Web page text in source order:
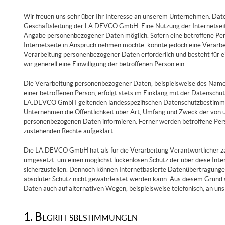
Wir freuen uns sehr über Ihr Interesse an unserem Unternehmen.
Geschäftsleitung der LA.DEVCO GmbH. Eine Nutzung der
Angabe personenbezogener Daten möglich. Sofern eine betroffene
Internetseite in Anspruch nehmen möchte, könnte jedoch eine
Verarbeitung personenbezogener Daten erforderlich und besteht für
wir generell eine Einwilligung der betroffenen Person ein.
Die Verarbeitung personenbezogener Daten, beispielsweise des
einer betroffenen Person, erfolgt stets im Einklang mit der
LA.DEVCO GmbH geltenden landesspezifischen
Unternehmen die Öffentlichkeit über Art, Umfang und Zweck der von
personenbezogenen Daten informieren. Ferner werden betroffene
zustehenden Rechte aufgeklärt.
Die LA.DEVCO GmbH hat als für die Verarbeitung Verantwortlicher
umgesetzt, um einen möglichst lückenlosen Schutz der über diese
sicherzustellen. Dennoch können Internetbasierte
absoluter Schutz nicht gewährleistet werden kann. Aus diesem
Daten auch auf alternativen Wegen, beispielsweise telefonisch, an
1. Begriffsbestimmungen